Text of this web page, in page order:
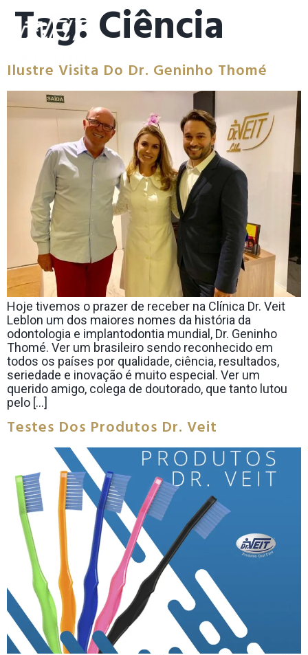
Tag: Ciência
Ilustre Visita Do Dr. Geninho Thomé
Hoje tivemos o prazer de receber na Clínica Dr. Veit
Leblon um dos maiores nomes da história da
odontologia e implantodontia mundial, Dr. Geninho
Thomé. Ver um brasileiro sendo reconhecido em
todos os países por qualidade, ciência, resultados,
seriedade e inovação é muito especial. Ver um
querido amigo, colega de doutorado, que tanto lutou
pelo […]
Testes Dos Produtos Dr. Veit